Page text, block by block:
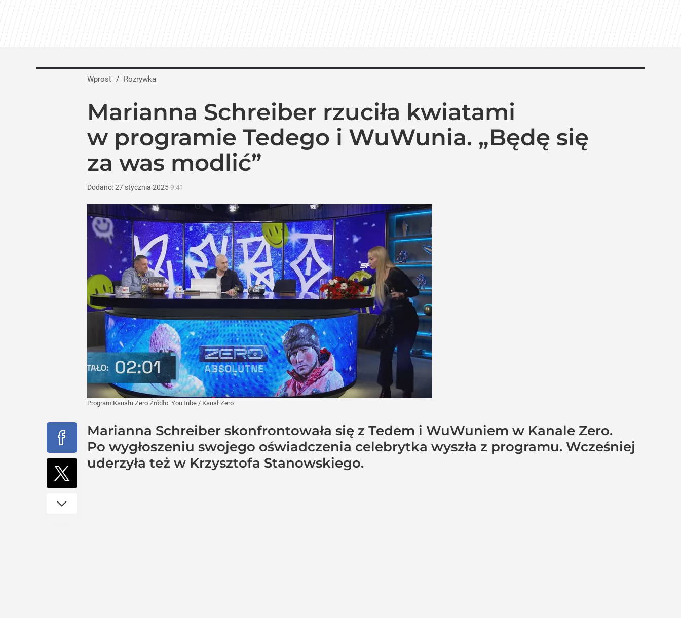
Wprost / Rozrywka
Marianna Schreiber rzuciła kwiatami
w programie Tedego i WuWunia. „Będę się
za was modlić”
Dodano:27 stycznia 2025 9:41
Program Kanału Zero Źródło: YouTube / Kanał Zero
Marianna Schreiber skonfrontowała się z Tedem i WuWuniem w Kanale Zero.
Po wygłoszeniu swojego oświadczenia celebrytka wyszła z programu. Wcześniej
uderzyła też w Krzysztofa Stanowskiego.